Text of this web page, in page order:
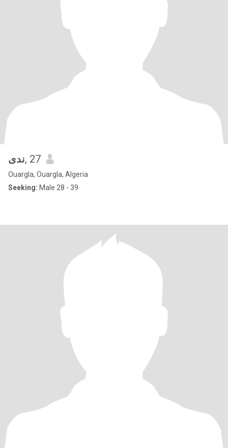
ندى, 27
Ouargla, Ouargla, Algeria
Seeking: Male 28 - 39